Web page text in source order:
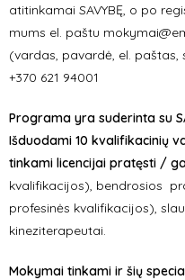
atitinkamai SAVYBĘ, o po
mums el. paštu
(vardas, pavardė, el.
+370 621 94001
Programa yra suderinta su
Išduodami 10 kvalifikacinių
tinkami licencijai pratęsti /
kvalifikacijos), bendrosios
profesinės kvalifikacijos),
kineziterapeutai.
Mokymai tinkami ir šių